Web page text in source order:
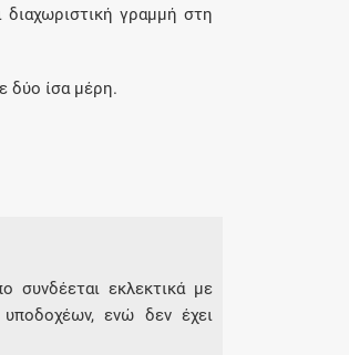
γραμμή στη
δύο ίσα μέρη.
συνδέεται εκλεκτικά με
ενώ δεν έχει